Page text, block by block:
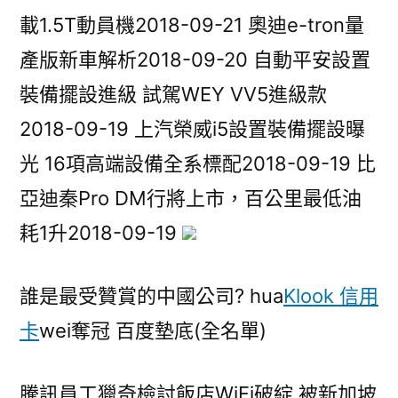
載1.5T動員機2018-09-21 奧迪e-tron量
產版新車解析2018-09-20 自動平安設置
裝備擺設進級 試駕WEY VV5進級款
2018-09-19 上汽榮威i5設置裝備擺設曝
光 16項高端設備全系標配2018-09-19 比
亞迪秦Pro DM行將上市，百公里最低油
耗1升2018-09-19
誰是最受贊賞的中國公司? huaKlook 信用
卡wei奪冠 百度墊底(全名單)